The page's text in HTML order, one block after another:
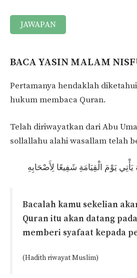
JAWAPAN
BACA YASIN MALAM
Pertamanya hendaklah
hukum membaca Quran.
Telah diriwayatkan dari Abu
sollallahu alahi wasallam telah
يَأْتِي يَوْمَ الْقِيَامَةِ شَفِيعًا لِأَصْحَابِهِ
Bacalah kamu sekelian
Quran itu akan datang
memberi syafaat kepada
(Hadith riwayat Muslim)